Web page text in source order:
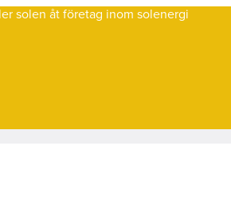
solen åt företag inom solenergi